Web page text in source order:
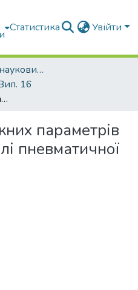
Статистика Увійти
Вибрані статті з наукових збірників КНУБА
16
Визначення пружних параметрів реологічної моделі пневматичної шини
параметрів
пневматичної